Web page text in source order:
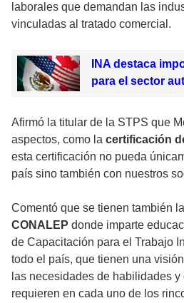
laborales que demandan las
vinculadas al tratado comercial.
INA destaca
para el sector
Afirmó la titular de la STPS que
aspectos, como la certificación
esta certificación no pueda
país sino también con nuestros
Comentó que se tienen también
CONALEP donde imparte
de Capacitación para el Trabajo
todo el país, que tienen una
las necesidades de habilidades
requieren en cada uno de los